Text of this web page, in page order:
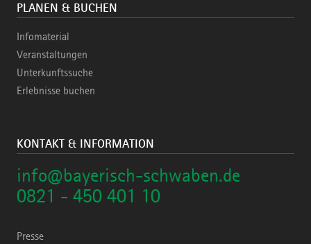
PLANEN & BUCHEN
Infomaterial
Veranstaltungen
Unterkunftssuche
Erlebnisse buchen
KONTAKT & INFORMATION
info@bayerisch-schwaben.de
0821 - 450 401 10
Presse